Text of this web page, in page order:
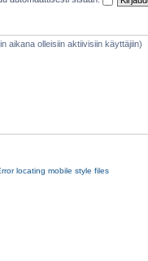
aikana olleisiin aktiivisiin käyttäjiin)
locating mobile style files